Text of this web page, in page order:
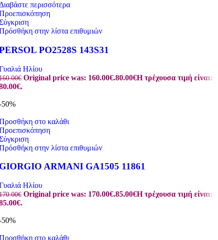
περισσότερα
στην λίστα επιθυμιών
PO2528S 143S31
Ηλίου
€ Original price was: 160.00€.80.00€Η τρέχουσα τιμή είναι:
50%
στο καλάθι
στην λίστα επιθυμιών
ARMANI GA1505 11861
Ηλίου
€ Original price was: 170.00€.85.00€Η τρέχουσα τιμή είναι:
50%
στο καλάθι